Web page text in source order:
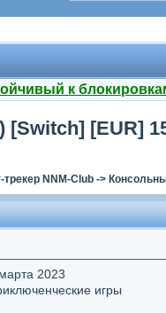
к
[Switch] [EUR]
трекер NNM-Club ->
2023
игры